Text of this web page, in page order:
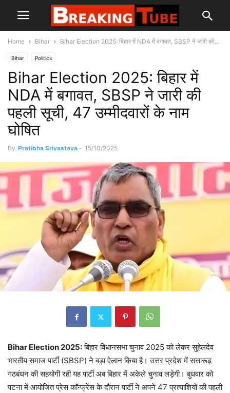
Home Bihar Bihar Election 2025: बिहार में NDA में बगावत, SBSP ने जारी की...
Bihar Politics
Bihar Election 2025: बिहार में
NDA में बगावत, SBSP ने जारी की
पहली सूची, 47 उम्मीदवारों के नाम
घोषित
By Pratibha Srivastava - 15/10/2025
Bihar Election 2025:बिहार विधानसभा चुनाव 2025 को लेकर सुहेलदेव
भारतीय समाज पार्टी (SBSP) ने बड़ा ऐलान किया है। उत्तर प्रदेश में सत्तारूढ़
गठबंधन की सहयोगी रही यह पार्टी अब बिहार में अकेले चुनाव लड़ेगी। बुधवार को
पटना में आयोजित प्रेस कॉन्फ्रेंस के दौरान पार्टी ने अपने 47 प्रत्याशियों की पहली